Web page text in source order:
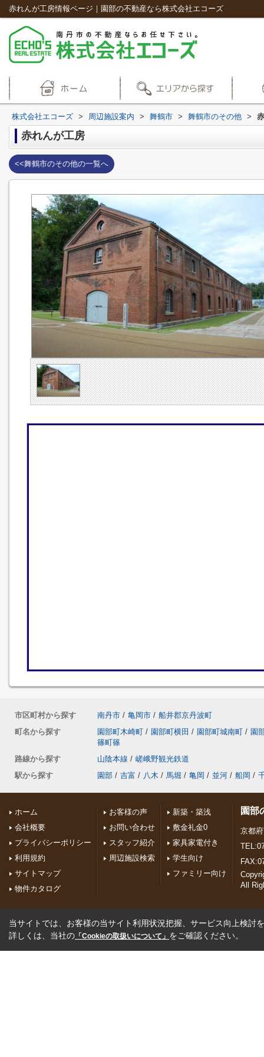
赤れんが工房情報ページ｜園部の不動産なら株式会社エコーズ
株式会社エコーズ > 周辺施設案内 > 舞鶴市 > 舞鶴市のその他 >
赤れんが工房
<<舞鶴市のその他の一覧へ
市区町村から探す 南丹市 / 亀岡市 / 船井郡京丹波町
町名から探す
園部町木崎町 / 園部町横田 / 園部町城南町 / 園
篠町篠
路線から探す
山陰本線 / 嵯峨野観光鉄道
駅から探す
園部 / 吉富 / 八木 / 馬堀 / 亀岡 / 並河 / 船岡 /
ホーム
会社概要
プライバシーポリシー
利用規約
サイトマップ
物件カタログ
お客様の声
お問い合わせ
スタッフ紹介
周辺施設検索
新築・築浅
敷金礼金0
家具家電付き
学生向け
ファミリー向け
園部
京都
All
当サイトでは、お客様の当サイト利用状況把握、サービス向上検討
詳しくは、当社の 「Cookieの取扱いについて」 をご確認ください。